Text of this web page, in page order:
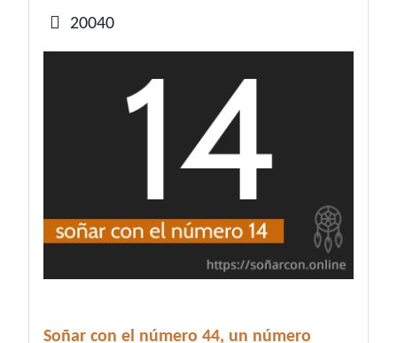
20040
Soñar con el número 44, un número